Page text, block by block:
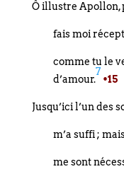
Ô illustre Apollon,
fais moi
comme tu le
d’amour.
7
•15
Jusqu’ici l’un des
m’a suffi ;
me sont